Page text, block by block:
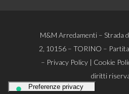
M&M Arredamenti – Strada
2, 10156 – TORINO –
– Privacy Policy | Cookie
diritti